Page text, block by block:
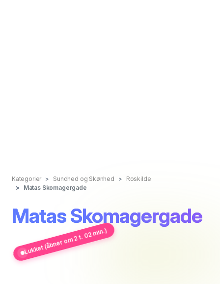
Kategorier Sundhed og Skønhed
Roskilde
Matas Skomagergade
Matas Skomagergade
Lukket (åbner om 2 t. 02 min.)